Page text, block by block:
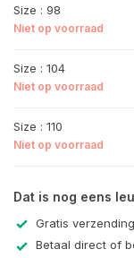
Size : 98
Niet op voorraad
Size : 104
Niet op voorraad
Size : 110
Niet op voorraad
Dat is nog eens
Gratis
Betaal direct of